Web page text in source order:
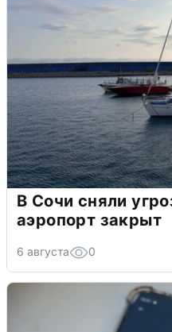
В Сочи сняли
аэропорт закрыт
6 августа 0